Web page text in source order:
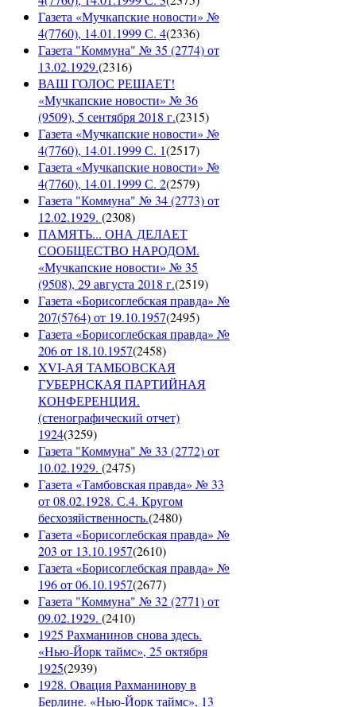
Газета «Мучкапские новости» №
4(7760), 14.01.1999 С. 4(2336)
Газета "Коммуна" № 35 (2774) от
13.02.1929.(2316)
ВАШ ГОЛОС РЕШАЕТ!
«Мучкапские новости» № 36
(9509), 5 сентября 2018 г.(2315)
Газета «Мучкапские новости» №
4(7760), 14.01.1999 С. 1(2517)
Газета «Мучкапские новости» №
4(7760), 14.01.1999 С. 2(2579)
Газета "Коммуна" № 34 (2773) от
12.02.1929. (2308)
ПАМЯТЬ... ОНА ДЕЛАЕТ
СООБЩЕСТВО НАРОДОМ.
«Мучкапские новости» № 35
(9508), 29 августа 2018 г.(2519)
Газета «Борисоглебская правда» №
207(5764) от 19.10.1957(2495)
Газета «Борисоглебская правда» №
206 от 18.10.1957(2458)
XVI-АЯ ТАМБОВСКАЯ
ГУБЕРНСКАЯ ПАРТИЙНАЯ
КОНФЕРЕНЦИЯ.
(стенографический отчет)
1924(3259)
Газета "Коммуна" № 33 (2772) от
10.02.1929. (2475)
Газета «Тамбовская правда» № 33
от 08.02.1928. С.4. Кругом
бесхозяйственность.(2480)
Газета «Борисоглебская правда» №
203 от 13.10.1957(2610)
Газета «Борисоглебская правда» №
196 от 06.10.1957(2677)
Газета "Коммуна" № 32 (2771) от
09.02.1929. (2410)
1925 Рахманинов снова здесь.
«Нью-Йорк таймс», 25 октября
1925(2939)
1928. Овация Рахманинову в
Берлине. «Нью-Йорк таймс», 13